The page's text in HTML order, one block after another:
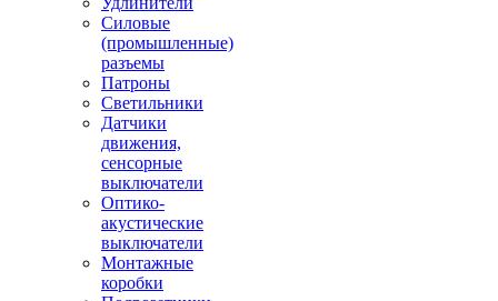
Силовые
(промышленные)
разъемы
Патроны
Светильники
Датчики
движения,
сенсорные
выключатели
Оптико-
акустические
выключатели
Монтажные
коробки